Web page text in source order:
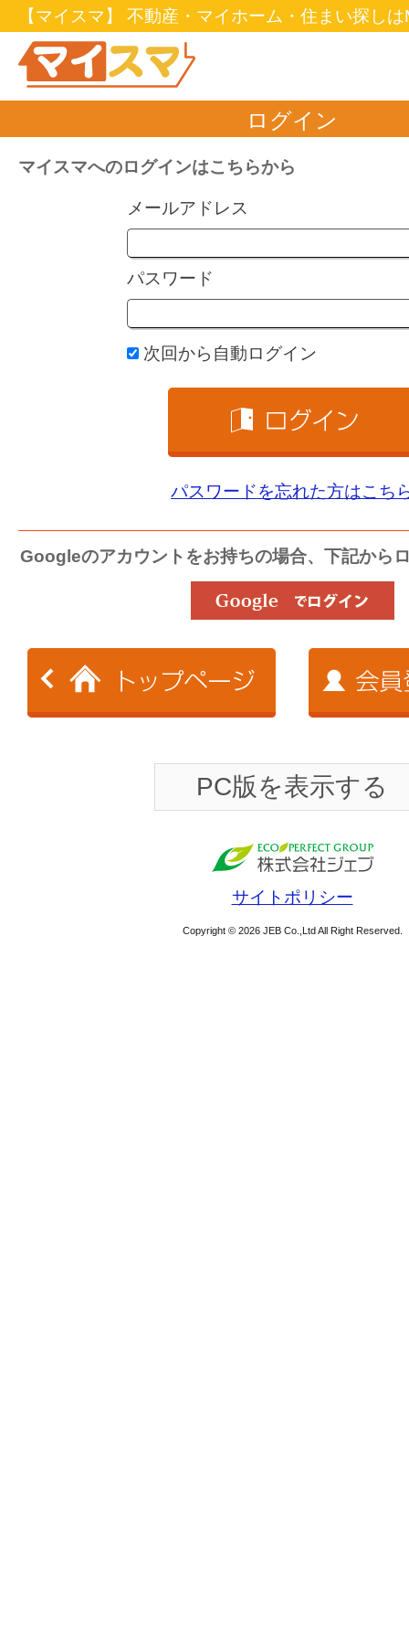
【マイスマ】 不動産・マイホーム・住まい探し
ログイン
マイスマへのログインはこちらから
メールアドレス
パスワード
次回から自動ログイン
パスワードを忘れた方はこち
Googleのアカウントをお持ちの場合、下記から
PC版を表示する
サイトポリシー
Copyright © 2026 JEB Co.,Ltd All Right Reserved.